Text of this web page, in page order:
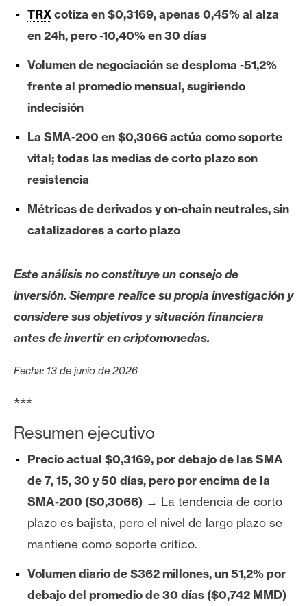
e
r
e
u
m
A
n
á
s
i
s
o
s
d
e
P
r
n
s
TRXcotiza en $0,3169, apenas 0,45% al alza
en 24h, pero -10,40% en 30 días
Volumen de negociación se desploma -51,2%
frente al promedio mensual, sugiriendo
indecisión
La SMA-200 en $0,3066 actúa como soporte
vital; todas las medias de corto plazo son
resistencia
Métricas de derivados y on-chain neutrales, sin
catalizadores a corto plazo
Este análisis no constituye un consejo de
inversión. Siempre realice su propia investigación y
considere sus objetivos y situación financiera
antes de invertir en criptomonedas.
Fecha: 13 de junio de 2026
***
Resumen ejecutivo
Precio actual $0,3169, por debajo de las SMA
de 7, 15, 30 y 50 días, pero por encima de la
SMA-200 ($0,3066) → La tendencia de corto
plazo es bajista, pero el nivel de largo plazo se
mantiene como soporte crítico.
Volumen diario de $362 millones, un 51,2% por
debajo del promedio de 30 días ($0,742 MMD)